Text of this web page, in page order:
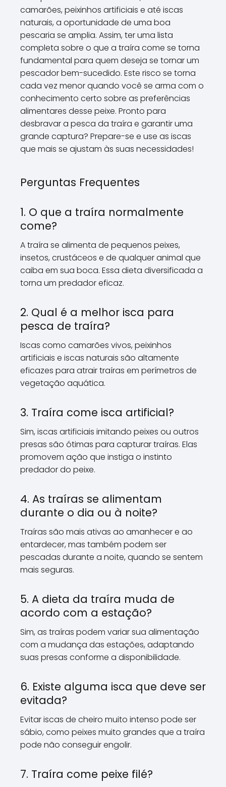
camarões, peixinhos artificiais e até iscas
naturais, a oportunidade de uma boa
pescaria se amplia. Assim, ter uma lista
completa sobre o que a traíra come se torna
fundamental para quem deseja se tornar um
pescador bem-sucedido. Este risco se torna
cada vez menor quando você se arma com o
conhecimento certo sobre as preferências
alimentares desse peixe. Pronto para
desbravar a pesca da traíra e garantir uma
grande captura? Prepare-se e use as iscas
que mais se ajustam às suas necessidades!
Perguntas Frequentes
1. O que a traíra normalmente
come?
A traíra se alimenta de pequenos peixes,
insetos, crustáceos e de qualquer animal que
caiba em sua boca. Essa dieta diversificada a
torna um predador eficaz.
2. Qual é a melhor isca para
pesca de traíra?
Iscas como camarões vivos, peixinhos
artificiais e iscas naturais são altamente
eficazes para atrair traíras em perímetros de
vegetação aquática.
3. Traíra come isca artificial?
Sim, iscas artificiais imitando peixes ou outros
presas são ótimas para capturar traíras. Elas
promovem ação que instiga o instinto
predador do peixe.
4. As traíras se alimentam
durante o dia ou à noite?
Traíras são mais ativas ao amanhecer e ao
entardecer, mas também podem ser
pescadas durante a noite, quando se sentem
mais seguras.
5. A dieta da traíra muda de
acordo com a estação?
Sim, as traíras podem variar sua alimentação
com a mudança das estações, adaptando
suas presas conforme a disponibilidade.
6. Existe alguma isca que deve ser
evitada?
Evitar iscas de cheiro muito intenso pode ser
sábio, como peixes muito grandes que a traíra
pode não conseguir engolir.
7. Traíra come peixe filé?